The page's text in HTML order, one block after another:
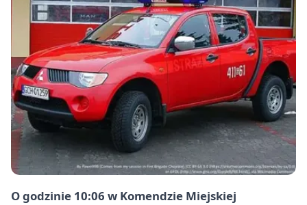
O godzinie 10:06 w Komendzie Miejskiej